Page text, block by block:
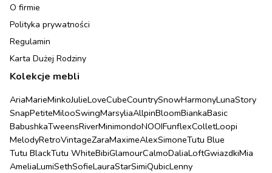
O firmie
Polityka prywatności
Regulamin
Karta Dużej Rodziny
Kolekcje mebli
AriaMarieMinkoJulieLoveCubeCountrySnowHarmonyLunaStory
SnapPetiteMilooSwingMarsyliaAllpinBloomBiankaBasic
BabushkaTweensRiverMinimondoNOOIFunflexColletLoopi
MelodyRetroVintageZaraMaximeAlexSimoneTutu Blue
Tutu BlackTutu WhiteBibiGlamourCalmoDaliaLoftGwiazdkiMia
AmeliaLumiSethSofieLauraStarSimiQubicLenny